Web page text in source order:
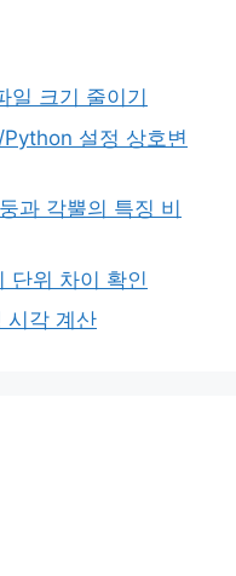
일 크기 줄이기
설정 상호변
과 각뿔의 특징 비
단위 차이 확인
시각 계산